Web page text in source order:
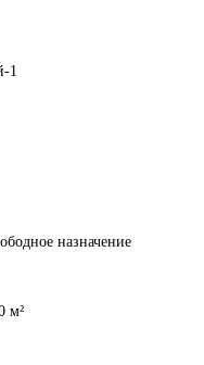
1
назначение
м²